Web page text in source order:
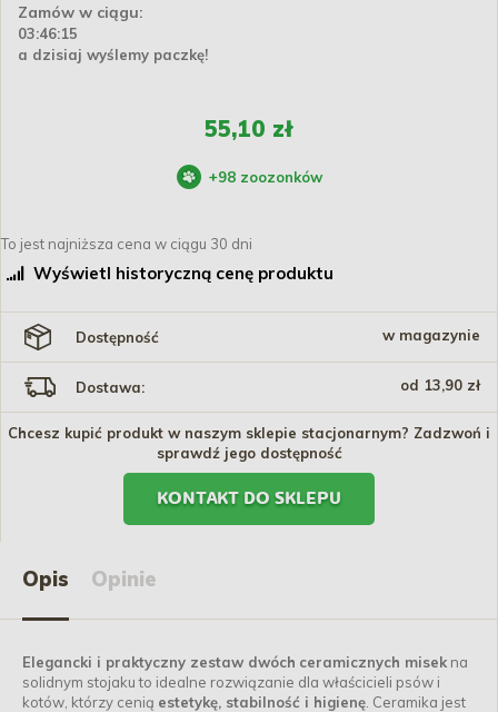
Zamów w ciągu:
03:46:15
a dzisiaj wyślemy paczkę!
55,10 zł
+98 zoozonków
To jest najniższa cena w ciągu 30 dni
Wyświetl historyczną cenę produktu
Dostępność w magazynie
Dostawa: od 13,90 zł
Chcesz kupić produkt w naszym sklepie stacjonarnym? Zadzwoń i
sprawdź jego dostępność
KONTAKT DO SKLEPU
Opis Opinie
Elegancki i praktyczny zestaw dwóch ceramicznych misek na
solidnym stojaku to idealne rozwiązanie dla właścicieli psów i
kotów, którzy cenią estetykę, stabilność i higienę . Ceramika jest